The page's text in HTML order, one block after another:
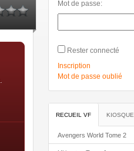
Mot de passe:
Rester connecté
Inscription
Mot de passe oublié
RECUEIL VF KIOSQUE
Avengers World Tome 2